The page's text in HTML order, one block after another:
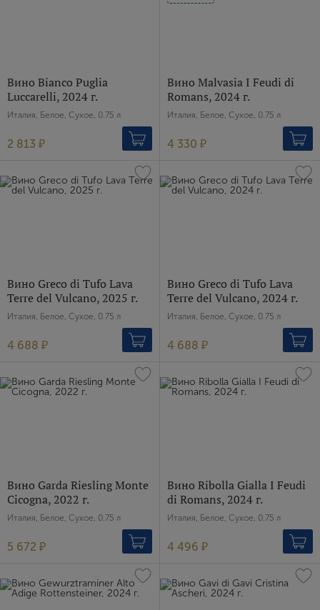
Вино Bianco Puglia
Luccarelli, 2024 г.
Италия, Белое, Сухое, 0.75 л
2 813 ₽
Вино Malvasia I Feudi di
Romans, 2024 г.
Италия, Белое, Сухое, 0.75 л
4 330 ₽
Вино Greco di Tufo Lava
Terre del Vulcano, 2025 г.
Италия, Белое, Сухое, 0.75 л
4 688 ₽
Вино Greco di Tufo Lava
Terre del Vulcano, 2024 г.
Италия, Белое, Сухое, 0.75 л
4 688 ₽
Вино Garda Riesling Monte
Cicogna, 2022 г.
Италия, Белое, Сухое, 0.75 л
5 672 ₽
Вино Ribolla Gialla I Feudi
di Romans, 2024 г.
Италия, Белое, Сухое, 0.75 л
4 496 ₽